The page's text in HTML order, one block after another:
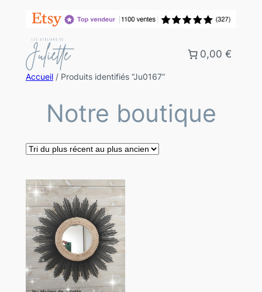
0,00 €
Accueil/ Produits identifiés “Ju0167”
Notre boutique